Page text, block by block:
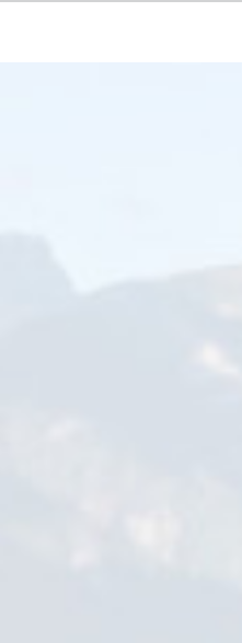
rendez-vous pour l’un des